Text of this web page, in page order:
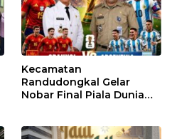
Kecamatan
Randudongkal Gelar
Nobar Final Piala Dunia